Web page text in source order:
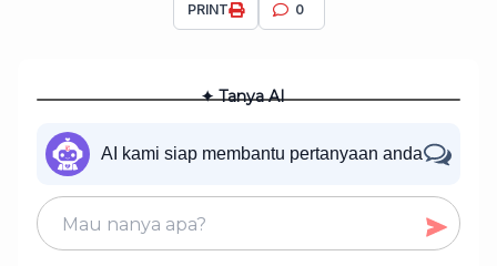
PRINT 0
✦ Tanya AI
AI kami siap membantu pertanyaan anda